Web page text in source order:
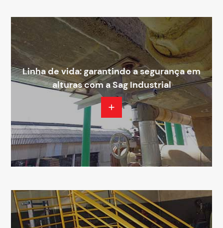
Linha de vida: garantindo a segurança em
alturas com a Sag Industrial